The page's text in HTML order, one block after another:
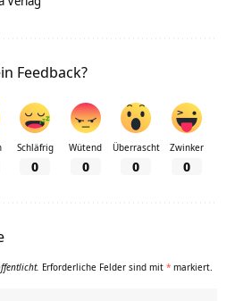
Feedback?
Schläfrig
0
Wütend
0
Überrascht
0
Zwinker
0
Erforderliche Felder sind mit * markiert.